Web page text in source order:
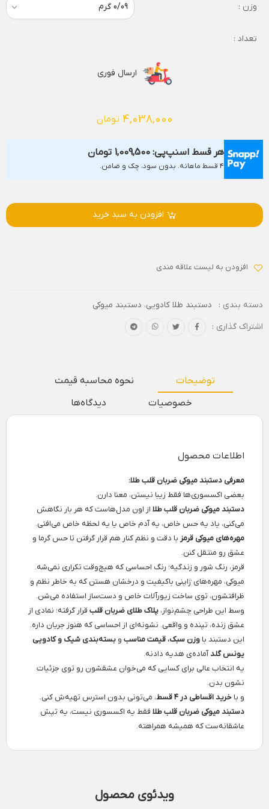
وزن :
تعداد :
ارسال فوری
4,038,000 تومان
هر قسط اسنپ‌پی: 1,009,500 تومان
۴ قسط ماهانه. بدون سود، چک و ضامن.
افزودن به سبد خرید
افزودن به لیست علاقه مندی
دسته بندی : دستبند طلا کادویی، دستبند میوکی
اشتراک گذاری :
توضیحات
نحوه محاسبه قیمت
خصوصیات
دیدگاه‌ها
اطلاعات محصول
معرفی دستبند میوکی ضربان قلب طلا:
بعضی اکسسوری‌ها فقط زیبا نیستن، معنا دارن.
دستبند میوکی ضربان قلب طلا از اون مدل‌هاست که هر بار نگاهش
می‌کنی، یاد یه حس خاص، یه آدم خاص یا یه لحظه خاص می‌افتی.
مهره‌های میوکی قرمز با دقت و نظم کنار هم قرار گرفتن تا حس گرما و
عشق رو منتقل کنن.
قرمز، رنگ شور و زندگیه؛ رنگ احساسی که هیچ‌وقت تکراری نمی‌شه.
میوکی، مهره‌های ژاپنی باکیفیت و درخشان هستن که به خاطر نظم و
ظرافتشون، توی ساخت زیورآلات خاص و دست‌ساز استفاده می‌شن.
وسط این طراحی چشم‌نواز، پلاک طلای ضربان قلب قرار گرفته؛ نمادی از
عشق زنده، تپنده و واقعی. نشونه‌ای از احساسی که هنوز جریان داره.
این دستبند با وزن سبک، قیمت مناسب و بسته‌بندی شیک و کادویی
یونس گلدآماده‌ی هدیه‌ دادنه.
یه انتخاب عالی برای کسایی که می‌خوان عشقشون رو توی جزئیات
نشون بدن.
و با خرید اقساطی در ۴ قسط
، می‌تونی بدون استرس تهیه‌ش کنی.
دستبند میوکی ضربان قلب طلا فقط یه اکسسوری نیست، یه تپش
عاشقانه‌ست که همیشه همراهته.
ویدئوی محصول